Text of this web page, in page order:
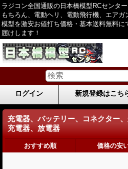
ラジコン全国通販の日本橋模型RCセンタ
もちろん、電動ヘリ、電動飛行機、エアガ
模型を激安お値打ち価格・基本送料無料に
届けします！
ログイン 新規登録はこち
充電器、バッテリー、コネクター
充電器、放電器
おすすめ順 価格の安